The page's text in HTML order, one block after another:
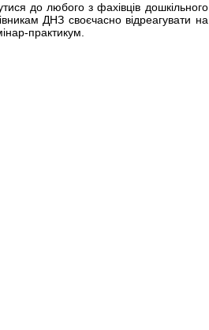
до любого з фахівців дошкільного
ДНЗ своєчасно відреагувати на
практикум.